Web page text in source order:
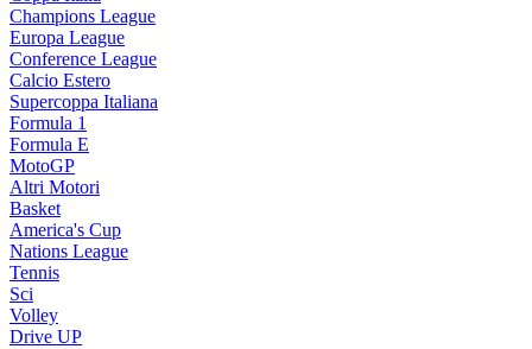
Champions League
Europa League
Conference League
Calcio Estero
Supercoppa Italiana
Formula 1
Formula E
MotoGP
Altri Motori
Basket
America's Cup
Nations League
Tennis
Sci
Volley
Drive UP